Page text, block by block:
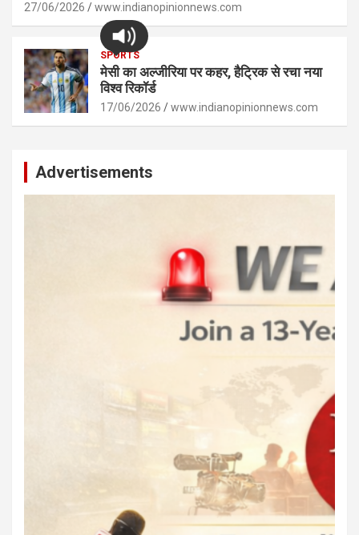
27/06/2026 www.indianopinionnews.com
SPORTS
मेसी का अल्जीरिया पर कहर, हैट्रिक से रचा नया
विश्व रिकॉर्ड
17/06/2026 www.indianopinionnews.com
Advertisements